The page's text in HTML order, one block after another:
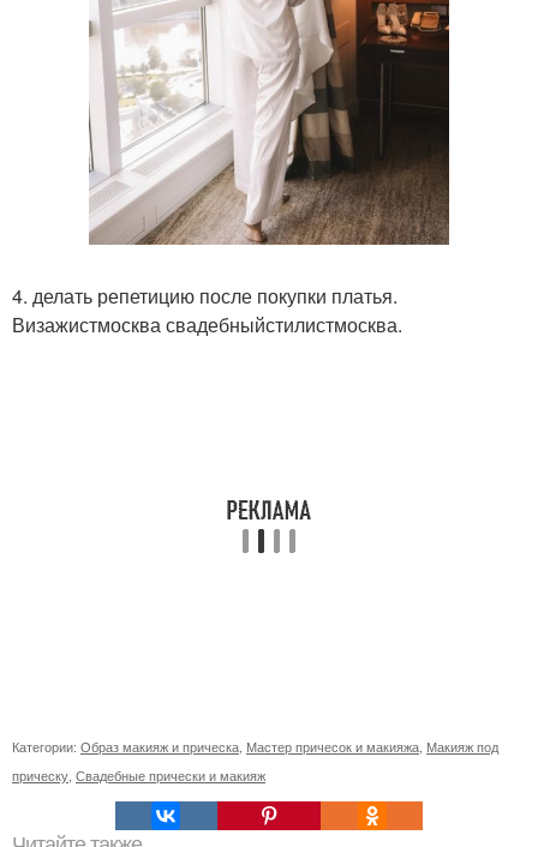
4. делать репетицию после покупки платья.
Визажистмосква свадебныйстилистмосква.
Категории: Образ макияж и прическа Мастер причесок и макияжа Макияж под
прическу Свадебные прически и макияж